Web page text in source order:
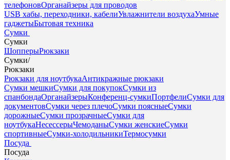
телефоновОрганайзеры для проводов
USB хабы, переходники, кабелиУвлажнители воздухаУмные
гаджетыБытовая техника
Сумки
Сумки
ШопперыРюкзаки
Сумки/
Рюкзаки
Рюкзаки для ноутбукаАнтикражные рюкзаки
Сумки мешкиСумки для покупокСумки из
спанбондаОрганайзерыКонференц-сумкиПортфелиСумки для
документовСумки через плечоСумки поясныеСумки
дорожныеСумки прозрачныеСумки для
ноутбукаНесессерыЧемоданыСумки женскиеСумки
спортивныеСумки-холодильникиТермосумки
Посуда
Посуда